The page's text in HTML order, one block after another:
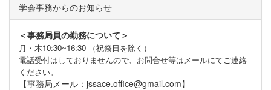
学会事務からのお知らせ
＜事務局員の勤務について＞
月・木10:30~16:30 （祝祭日を除く）
電話受付はしておりませんので、お問合せ等はメールにてご連絡
ください。
【事務局メール：jssace.office@gmail.com】